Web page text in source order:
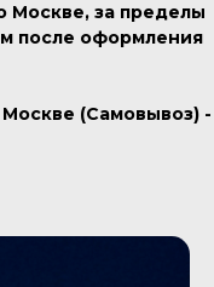
Москве, за пределы
после оформления
(Самовывоз) -